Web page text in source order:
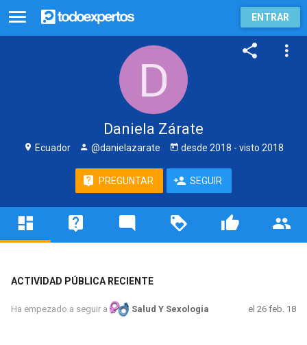
ENTRAR
Daniela Zárate
Ecuador @danielazarate desde 2018 - visto 2018
PREGUNTAR SEGUIR
ACTIVIDAD PÚBLICA RECIENTE
Ha empezado a seguir a Salud Y Sexologia el 26 feb. 18